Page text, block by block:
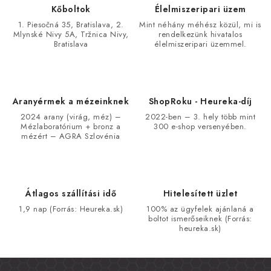
Kőboltok
1. Piesočná 35, Bratislava, 2.
Mlynské Nivy 5A, Tržnica Nivy,
Bratislava
Élelmiszeripari üzem
Mint néhány méhész közül, mi is
rendelkezünk hivatalos
élelmiszeripari üzemmel.
Aranyérmek a mézeinknek
2024 arany (virág, méz) –
Mézlaboratórium + bronz a
mézért – AGRA Szlovénia
ShopRoku - Heureka-díj
2022-ben – 3. hely több mint
300 e-shop versenyében.
Átlagos szállítási idő
1,9 nap (Forrás: Heureka.sk)
Hitelesített üzlet
100% az ügyfelek ajánlaná a
boltot ismerőseiknek (Forrás:
heureka.sk)